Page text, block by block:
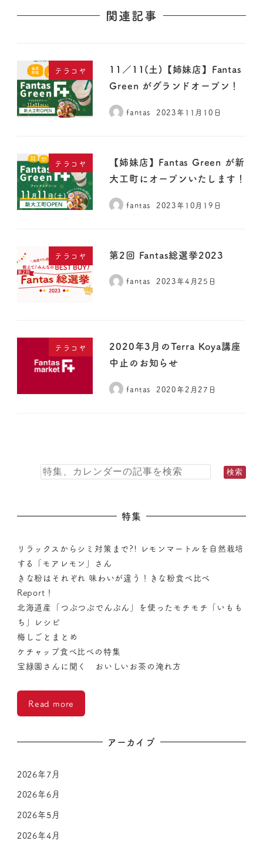
関連記事
テラコヤ
11／11(土)【姉妹店】Fantas
Green がグランドオープン！
fantas 2023年11月10日
テラコヤ
【姉妹店】Fantas Green が新
大工町にオープンいたします！
fantas 2023年10月19日
テラコヤ 第2回 Fantas総選挙2023
fantas 2023年4月25日
テラコヤ
2020年3月のTerra Koya講座
中止のお知らせ
fantas 2020年2月27日
特集
リラックスからシミ対策まで?! レモンマートルを自然栽培
する「モアレモン」さん
きな粉はそれぞれ 味わいが違う！きな粉食べ比べ
Report！
北海道産「つぶつぶでんぷん」を使ったモチモチ「いもも
ち」レシピ
梅しごとまとめ
ケチャップ食べ比べの特集
宝緑園さんに聞く おいしいお茶の淹れ方
Read more
アーカイブ
2026年7月
2026年6月
2026年5月
2026年4月